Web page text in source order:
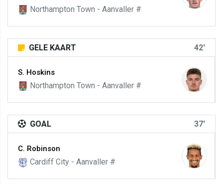
Northampton Town - Aanvaller #
GELE KAART 42'
S. Hoskins
Northampton Town - Aanvaller #
GOAL 37'
C. Robinson
Cardiff City - Aanvaller #